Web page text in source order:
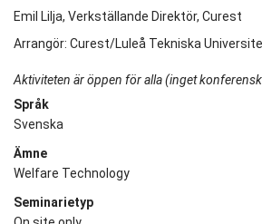
Emil Lilja, Verkställande Direktör, Curest
Arrangör: Curest/Luleå Tekniska
Aktiviteten är öppen för alla (inget
Språk
Svenska
Ämne
Welfare Technology
Seminarietyp